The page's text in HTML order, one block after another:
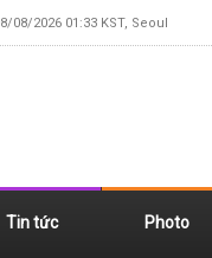
08/2026 01:33 KST, Seoul
Tin tức Photo